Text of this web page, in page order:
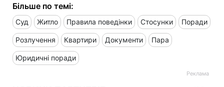
Більше по темі:
Суд Житло Правила поведінки Стосунки Поради
Розлучення Квартири Документи Пара
Юридичні поради